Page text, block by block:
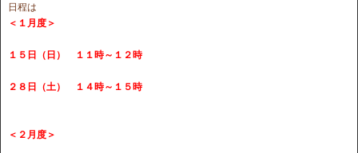
日程は
＜１月度＞
１５日（日） １１時～１２時
２８日（土） １４時～１５時
＜２月度＞